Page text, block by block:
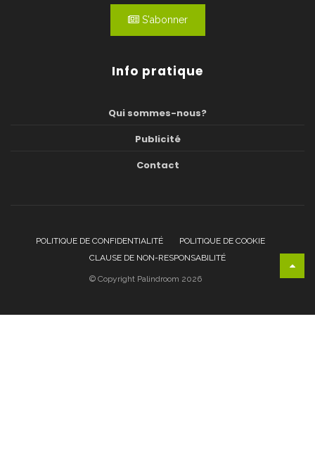
S'abonner
Info pratique
Qui sommes-nous?
Publicité
Contact
POLITIQUE DE CONFIDENTIALITÉ
POLITIQUE DE COOKIE
CLAUSE DE NON-RESPONSABILITÉ
© Copyright Palindroom 2026